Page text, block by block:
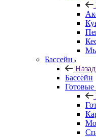
Бассейн
Назад
Бассейн